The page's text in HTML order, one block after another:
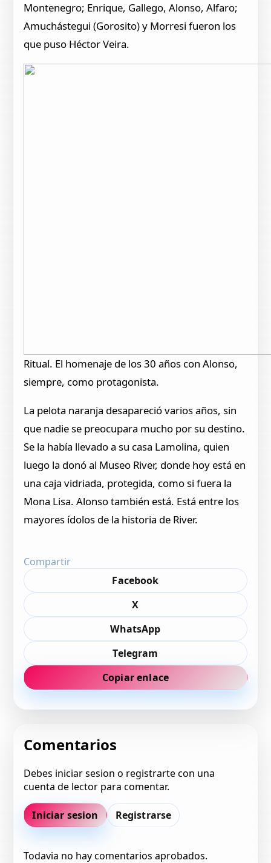
Montenegro; Enrique, Gallego, Alonso, Alfaro;
Amuchástegui (Gorosito) y Morresi fueron los
que puso Héctor Veira.
Ritual. El homenaje de los 30 años con Alonso,
siempre, como protagonista.
La pelota naranja desapareció varios años, sin
que nadie se preocupara mucho por su destino.
Se la había llevado a su casa Lamolina, quien
luego la donó al Museo River, donde hoy está en
una caja vidriada, protegida, como si fuera la
Mona Lisa. Alonso también está. Está entre los
mayores ídolos de la historia de River.
Compartir
Facebook
X
WhatsApp
Telegram
Copiar enlace
Comentarios
Debes iniciar sesion o registrarte con una
cuenta de lector para comentar.
Iniciar sesion Registrarse
Todavia no hay comentarios aprobados.